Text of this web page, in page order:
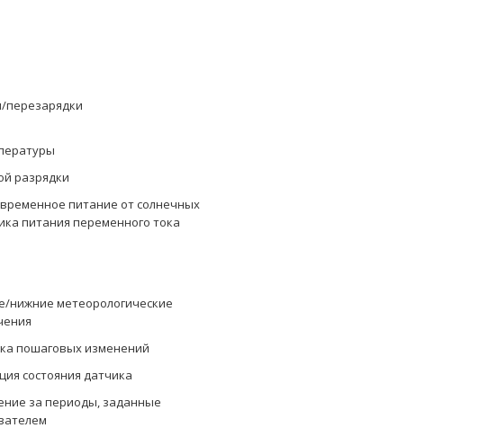
перезарядки
разрядки
питание от солнечных
питания переменного тока
нижние метеорологические
пошаговых изменений
состояния датчика
за периоды, заданные